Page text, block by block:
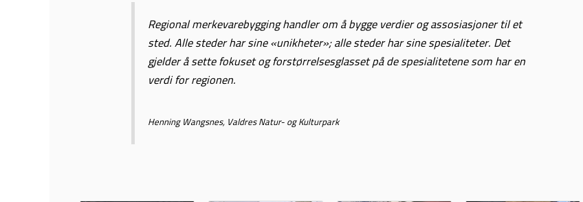
Regional merkevarebygging handler om å bygge verdier og assosiasjoner til et
sted. Alle steder har sine «unikheter»; alle steder har sine spesialiteter. Det
gjelder å sette fokuset og forstørrelsesglasset på de spesialitetene som har en
verdi for regionen.
Henning Wangsnes, Valdres Natur- og Kulturpark